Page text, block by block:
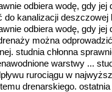
odbiera wodę, gdy
do kanalizacji deszczowej
odbiera wodę, gdy
można
studnia chłonna
warstwy ...
rurociągu w
drenarskiego.